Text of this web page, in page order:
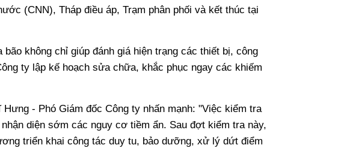
(CNN), Tháp điều áp, Trạm phân phối và kết thúc tại
không chỉ giúp đánh giá hiện trạng các thiết bị, công
ty lập kế hoạch sửa chữa, khắc phục ngay các khiếm
- Phó Giám đốc Công ty nhấn mạnh: "Việc kiểm tra
diện sớm các nguy cơ tiềm ẩn. Sau đợt kiểm tra này,
triển khai công tác duy tu, bảo dưỡng, xử lý dứt điểm